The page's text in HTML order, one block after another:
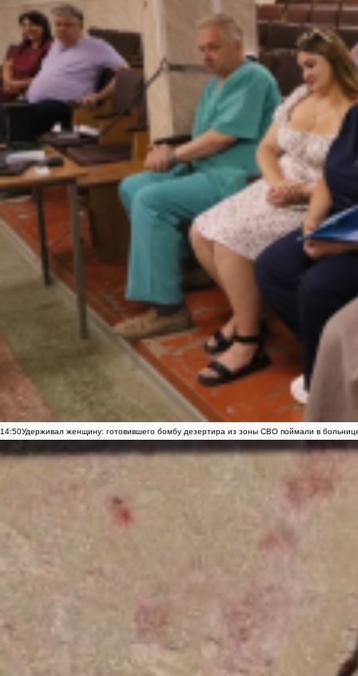
14:50Удерживал женщину: готовившего бомбу дезертира из зоны СВО поймали в